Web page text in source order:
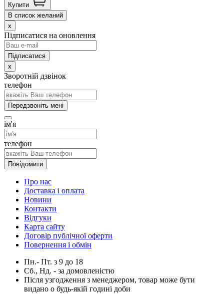
Купити
В список желаний
x
Підписатися на оновлення
x
Зворотній дзвінок
телефон
Передзвоніть мені
ім'я
телефон
Повідомити
Про нас
Доставка і оплата
Новини
Контакти
Відгуки
Карта сайту
Договір публічної оферти
Повернення і обмін
Пн.- Пт. з 9 до 18
Сб., Нд. - за домовленістю
Після узгодження з менеджером, товар може бути
видано о будь-якій годині доби